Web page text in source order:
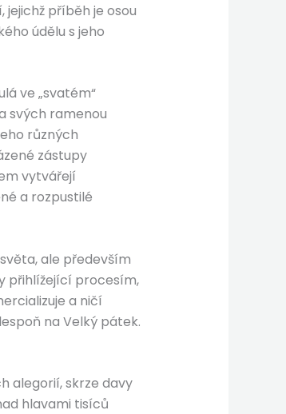
příběh je osou
údělu s jeho
ve „svatém“
svých ramenou
různých
zástupy
vytvářejí
a rozpustilé
ale především
přihlížející procesím,
a ničí
na Velký pátek.
alegorií, skrze davy
hlavami tisíců